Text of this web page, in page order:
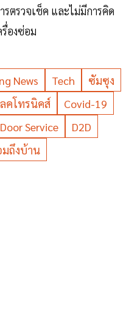
รตรวจเช็ค และไม่มีการคิด
องซ่อม
News Tech
ซัมซุง
คโทรนิคส์
Covid-19
Service
D2D
มถึงบ้าน